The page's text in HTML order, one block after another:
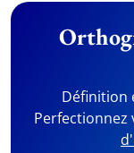
Définition
Perfectionnez